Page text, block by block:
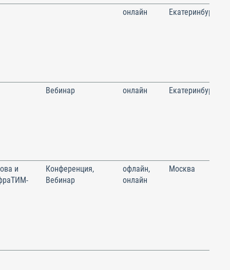
онлайн Екатеринбург
Вебинар онлайн Екатеринбург
и
Конференция,
Вебинар
офлайн,
онлайн
Москва